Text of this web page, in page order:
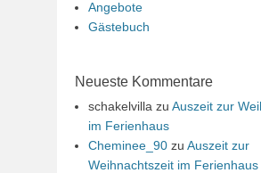
Angebote
Gästebuch
Neueste Kommentare
schakelvilla zu Auszeit zur
im Ferienhaus
Cheminee_90 zu Auszeit zur
Weihnachtszeit im Ferienhaus